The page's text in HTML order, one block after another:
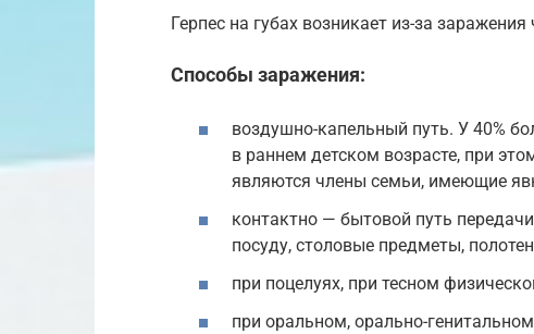
Герпес на губах возникает из-за
Способы заражения:
воздушно-капельный путь. У 40%
в раннем детском возрасте, при
являются члены семьи, имеющие
контактно — бытовой путь
посуду, столовые предметы,
при поцелуях, при тесном
при оральном, орально-